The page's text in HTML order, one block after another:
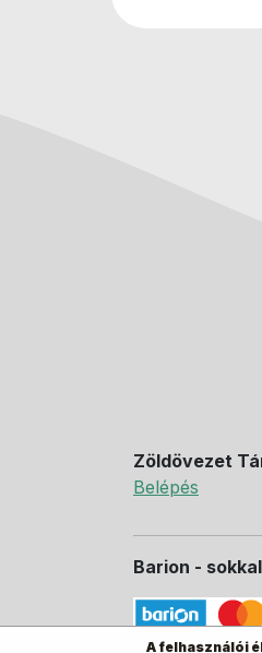
Zöldövezet
Belépés
Barion -
A felhasználói